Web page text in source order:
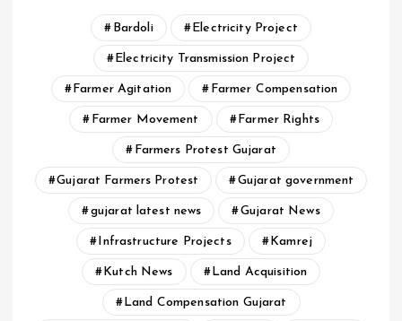
Bardoli Electricity Project
Electricity Transmission Project
Farmer Agitation Farmer Compensation
Farmer Movement Farmer Rights
Farmers Protest Gujarat
Gujarat Farmers Protest Gujarat government
gujarat latest news Gujarat News
Infrastructure Projects Kamrej
Kutch News Land Acquisition
Land Compensation Gujarat